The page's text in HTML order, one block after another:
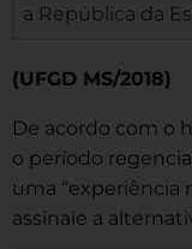
a República da
(UFGD MS/2018)
De acordo com o
o período
uma “experiência
assinale a